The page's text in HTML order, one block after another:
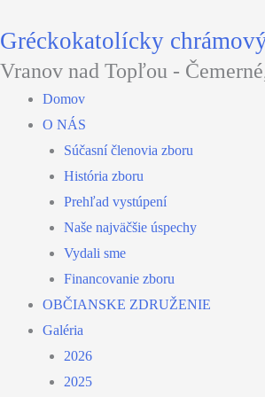
na
obsah
Gréckokatolícky
Vranov nad Topľou -
Domov
O NÁS
Súčasní členovia zboru
História zboru
Prehľad vystúpení
Naše najväčšie úspechy
Vydali sme
Financovanie zboru
OBČIANSKE ZDRUŽENIE
Galéria
2026
2025